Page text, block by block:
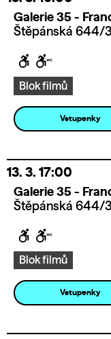
Galerie 35 -
Štěpánská 644/
Blok filmů
Vstupenky
13. 3. 17:00
Galerie 35 -
Štěpánská 644/
Blok filmů
Vstupenky